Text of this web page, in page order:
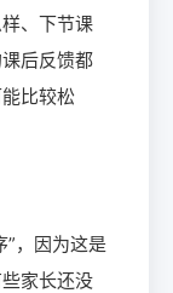
、下节课
后反馈都
比较松
”，因为这是
家长还没